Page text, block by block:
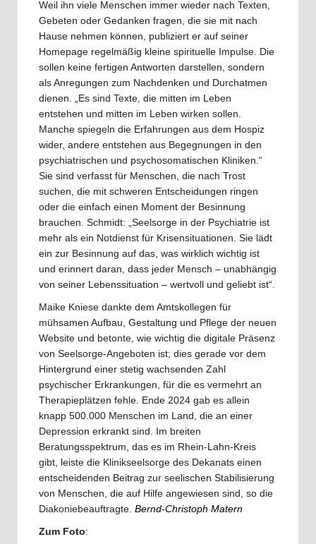
Weil ihn viele Menschen immer wieder nach Texten,
Gebeten oder Gedanken fragen, die sie mit nach
Hause nehmen können, publiziert er auf seiner
Homepage regelmäßig kleine spirituelle Impulse. Die
sollen keine fertigen Antworten darstellen, sondern
als Anregungen zum Nachdenken und Durchatmen
dienen. „Es sind Texte, die mitten im Leben
entstehen und mitten im Leben wirken sollen.
Manche spiegeln die Erfahrungen aus dem Hospiz
wider, andere entstehen aus Begegnungen in den
psychiatrischen und psychosomatischen Kliniken.“
Sie sind verfasst für Menschen, die nach Trost
suchen, die mit schweren Entscheidungen ringen
oder die einfach einen Moment der Besinnung
brauchen. Schmidt: „Seelsorge in der Psychiatrie ist
mehr als ein Notdienst für Krisensituationen. Sie lädt
ein zur Besinnung auf das, was wirklich wichtig ist
und erinnert daran, dass jeder Mensch – unabhängig
von seiner Lebenssituation – wertvoll und geliebt ist“.
Maike Kniese dankte dem Amtskollegen für
mühsamen Aufbau, Gestaltung und Pflege der neuen
Website und betonte, wie wichtig die digitale Präsenz
von Seelsorge-Angeboten ist; dies gerade vor dem
Hintergrund einer stetig wachsenden Zahl
psychischer Erkrankungen, für die es vermehrt an
Therapieplätzen fehle. Ende 2024 gab es allein
knapp 500.000 Menschen im Land, die an einer
Depression erkrankt sind. Im breiten
Beratungsspektrum, das es im Rhein-Lahn-Kreis
gibt, leiste die Klinikseelsorge des Dekanats einen
entscheidenden Beitrag zur seelischen Stabilisierung
von Menschen, die auf Hilfe angewiesen sind, so die
Diakoniebeauftragte. Bernd-Christoph Matern
Zum Foto: